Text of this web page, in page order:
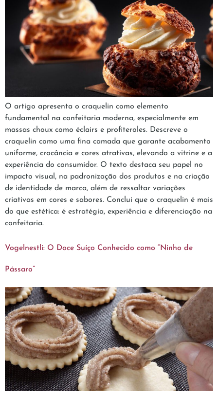
O artigo apresenta o craquelin como elemento
fundamental na confeitaria moderna, especialmente em
massas choux como éclairs e profiteroles. Descreve o
craquelin como uma fina camada que garante acabamento
uniforme, crocância e cores atrativas, elevando a vitrine e a
experiência do consumidor. O texto destaca seu papel no
impacto visual, na padronização dos produtos e na criação
de identidade de marca, além de ressaltar variações
criativas em cores e sabores. Conclui que o craquelin é mais
do que estética: é estratégia, experiência e diferenciação na
confeitaria.
Vogelnestli: O Doce Suíço Conhecido como “Ninho de
Pássaro”